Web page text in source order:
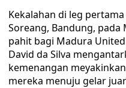
Kekalahan di leg
Soreang, Bandung,
pahit bagi Madura
David da Silva
kemenangan
mereka menuju gelar